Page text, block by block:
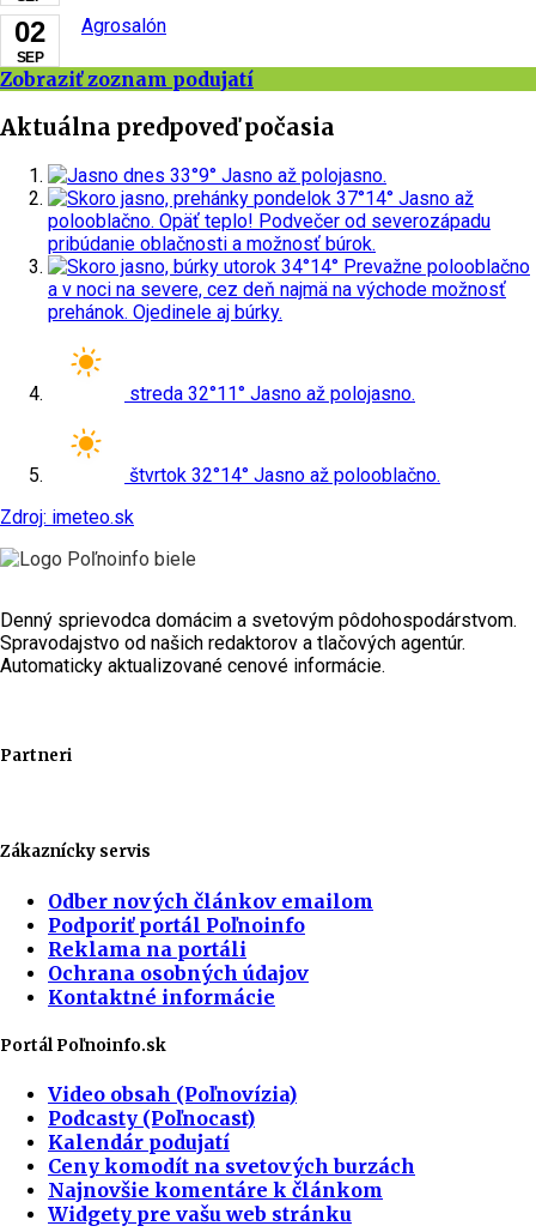
02
SEP
Agrosalón
Zobraziť zoznam podujatí
Aktuálna predpoveď počasia
dnes 33°9° Jasno až polojasno.
pondelok 37°14° Jasno až
polooblačno. Opäť teplo! Podvečer od severozápadu
pribúdanie oblačnosti a možnosť búrok.
utorok 34°14° Prevažne polooblačno
a v noci na severe, cez deň najmä na východe možnosť
prehánok. Ojedinele aj búrky.
streda 32°11° Jasno až polojasno.
štvrtok 32°14° Jasno až polooblačno.
Zdroj: imeteo.sk
Denný sprievodca domácim a svetovým pôdohospodárstvom.
Spravodajstvo od našich redaktorov a tlačových agentúr.
Automaticky aktualizované cenové informácie.
Partneri
Zákaznícky servis
Odber nových článkov emailom
Podporiť portál Poľnoinfo
Reklama na portáli
Ochrana osobných údajov
Kontaktné informácie
Portál Poľnoinfo.sk
Video obsah (Poľnovízia)
Podcasty (Poľnocast)
Kalendár podujatí
Ceny komodít na svetových burzách
Najnovšie komentáre k článkom
Widgety pre vašu web stránku